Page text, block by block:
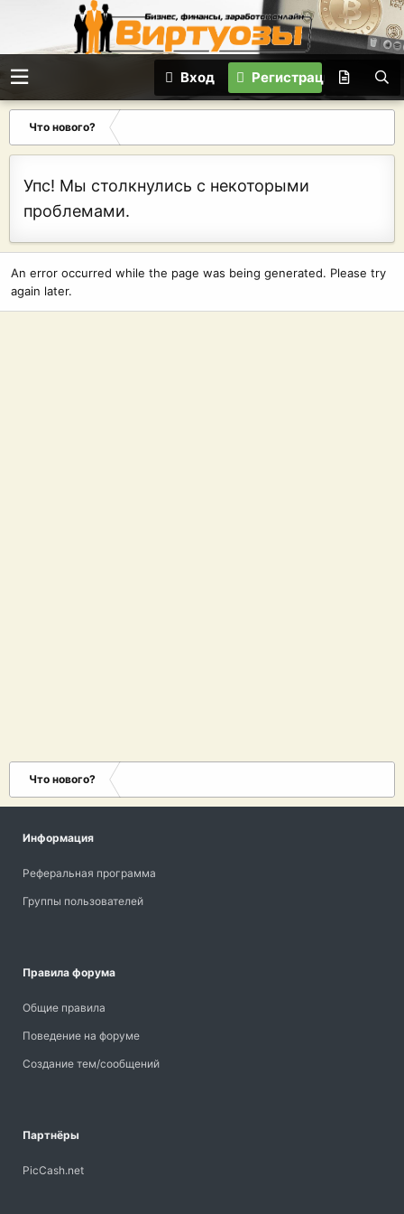
Вход Регистрация
Что нового?
Упс! Мы столкнулись с некоторыми
проблемами.
An error occurred while the page was being generated. Please try
again later.
Что нового?
Информация
Реферальная программа
Группы пользователей
Правила форума
Общие правила
Поведение на форуме
Создание тем/сообщений
Партнёры
PicCash.net